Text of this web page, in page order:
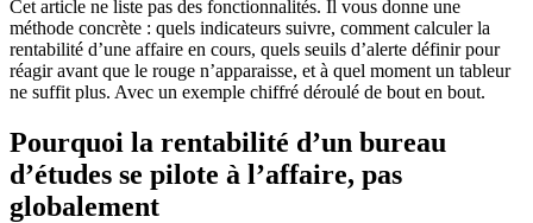
Cet article ne liste pas des fonctionnalités. Il vous donne une
méthode concrète : quels indicateurs suivre, comment calculer la
rentabilité d’une affaire en cours, quels seuils d’alerte définir pour
réagir avant que le rouge n’apparaisse, et à quel moment un tableur
ne suffit plus. Avec un exemple chiffré déroulé de bout en bout.
Pourquoi la rentabilité d’un bureau
d’études se pilote à l’affaire, pas
globalement